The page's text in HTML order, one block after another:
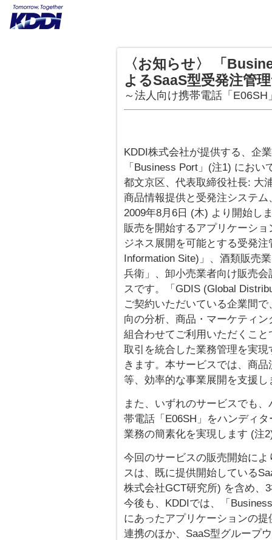
〈お知らせ〉 「
よるSaaS型受発注管
～法人向け携帯電話「
KDDI株式会社が提供する、企
「Business Port」(注1) にお
都文京区、代表取締役社長: 大
商品情報提供と受発注システ
2009年8月6日 (木) より開始し
販売を開始するアプリケーシ
ジネス展開を可能とする受発
Information Site)」、酒類販売
兵衛」、卸小売業者向け販売
スです。「GDIS (Global
ご契約いただいている企業間
向の分析、商品・マーケティ
組合わせてご利用いただくこ
取引を統合した業務管理を実
きます。本サービスでは、商
等、効率的な事業展開を支援し
また、いずれのサービスでも
帯電話「E06SH」をハンディ
業務の簡素化を実現します (注
今回のサービスの販売開始に
スは、既に提供開始している
株式会社GCT研究所) を含め、
今後も、KDDIでは、「
にあったアプリケーションの
連携のほか、SaaS型グループ